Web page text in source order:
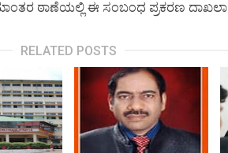
ಠಾಣೆಯಲ್ಲಿ ಈ ಸಂಬಂಧ ಪ್ರಕರಣ
RELATED POSTS